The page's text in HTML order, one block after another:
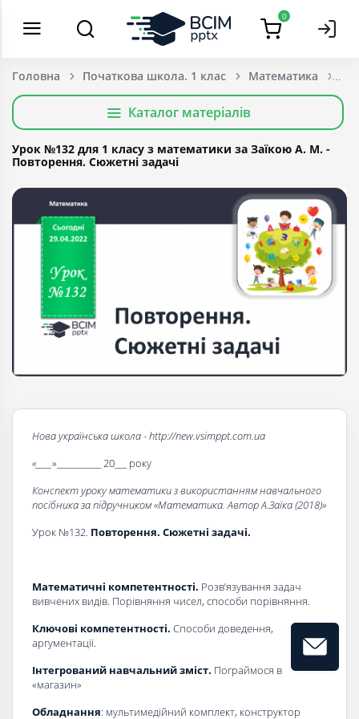
0
Головна Початкова школа. 1 клас Математика
Каталог матеріалів
Урок №132 для 1 класу з математики за Заїкою А. М. -
Повторення. Сюжетні задачі
Нова українська школа - http://new.vsimppt.com.ua
«____ »___________ 20___ року
Конспект уроку математики з використанням навчального
посібника за підручником «Математика. Автор А.Заїка (2018)»
Урок №132. Повторення. Сюжетні задачі.
Математичні компетентності. Розв’язування задач
вивчених видів. Порівняння чисел, способи порівняння.
Ключові компетентності. Способи доведення,
аргументації.
Інтегрований навчальний зміст. Пограймося в
«магазин»
Обладнання: мультимедійний комплект, конструктор